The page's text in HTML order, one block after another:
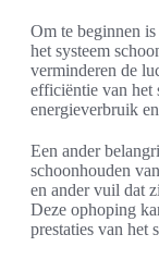
Om te beginnen
het systeem
verminderen de
efficiëntie van het
energieverbruik
Een ander
schoonhouden
en ander vuil dat
Deze ophoping
prestaties van het